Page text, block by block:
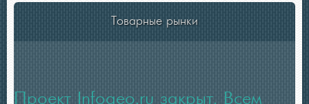
Товарные рынки
Проект Infogeo.ru закрыт. Всем